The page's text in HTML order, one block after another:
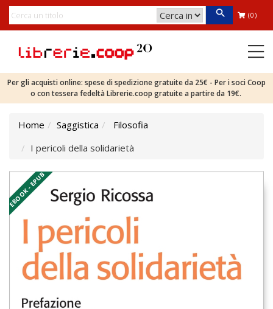
(0)
Per gli acquisti online: spese di spedizione gratuite da 25€ - Per i soci Coop
o con tessera fedeltà Librerie.coop gratuite a partire da 19€.
Home Saggistica
Filosofia
I pericoli della solidarietà
EBOOK - EPUB